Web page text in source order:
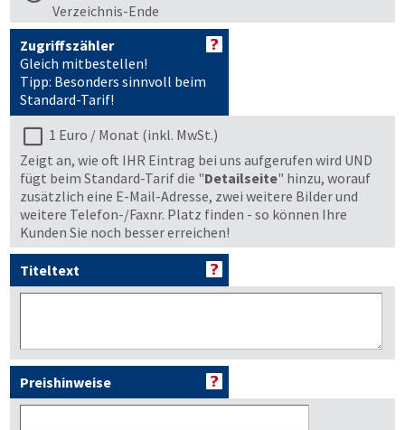
Verzeichnis-Ende
Zugriffszähler
Gleich mitbestellen!
Tipp: Besonders sinnvoll beim
Standard-Tarif!
1 Euro / Monat (inkl. MwSt.)
Zeigt an, wie oft IHR Eintrag bei uns aufgerufen wird UND
fügt beim Standard-Tarif die "Detailseite" hinzu, worauf
zusätzlich eine E-Mail-Adresse, zwei weitere Bilder und
weitere Telefon-/Faxnr. Platz finden - so können Ihre
Kunden Sie noch besser erreichen!
Titeltext
Preishinweise